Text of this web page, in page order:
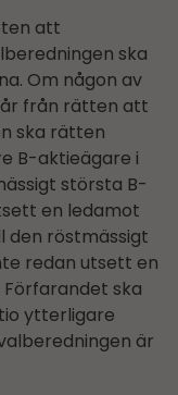
att
ska
Om någon av
från rätten att
ska rätten
B-aktieägare i
största B-
en ledamot
den röstmässigt
redan utsett en
ska
ytterligare
är